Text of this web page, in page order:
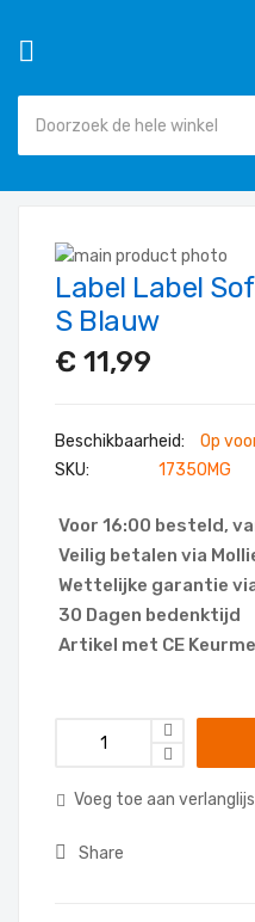
inhoud
Ga
naar
het
van
Ga
naar
begin
Label Label
S Blauw
€ 11,99
Op
SKU
17350MG
Voor 16:00 besteld,
Veilig betalen via
Wettelijke garantie
30 Dagen bedenktijd
Artikel met CE
Voeg toe aan
Share